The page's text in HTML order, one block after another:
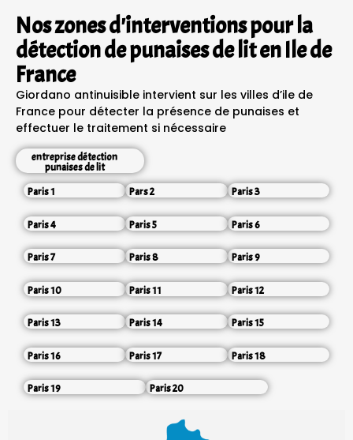
Nos zones d'interventions pour la
détection de punaises de lit en Ile de
France
Giordano antinuisible intervient sur les villes d’ile de
France pour détecter la présence de punaises et
effectuer le traitement si nécessaire
entreprise détection
punaises de lit
Paris 1
Pars 2 Paris 3
Paris 4 Paris 5 Paris 6
Paris 7 Paris 8 Paris 9
Paris 10 Paris 11 Paris 12
Paris 13 Paris 14 Paris 15
Paris 16 Paris 17 Paris 18
Paris 19 Paris 20